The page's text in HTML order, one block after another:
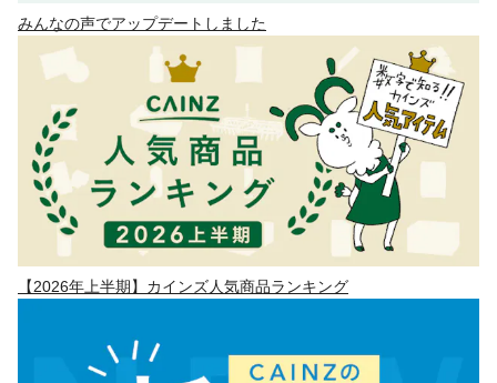
みんなの声でアップデートしました
【2026年上半期】カインズ人気商品ランキング